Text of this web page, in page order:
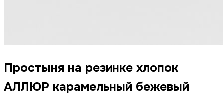
Простыня на резинке хлопок
АЛЛЮР карамельный бежевый